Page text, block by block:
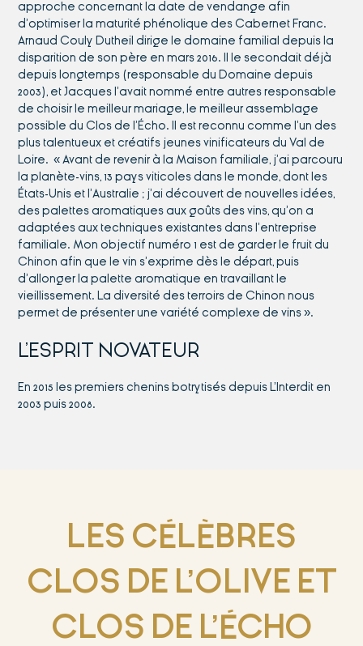
approche concernant la date de vendange afin
d’optimiser la maturité phénolique des Cabernet Franc.
Arnaud Couly Dutheil dirige le domaine familial depuis la
disparition de son père en mars 2016. Il le secondait déjà
depuis longtemps (responsable du Domaine depuis
2003), et Jacques l’avait nommé entre autres responsable
de choisir le meilleur mariage, le meilleur assemblage
possible du Clos de l’Écho. Il est reconnu comme l’un des
plus talentueux et créatifs jeunes vinificateurs du Val de
Loire. « Avant de revenir à la Maison familiale, j’ai parcouru
la planète-vins, 13 pays viticoles dans le monde, dont les
États-Unis et l’Australie ; j’ai découvert de nouvelles idées,
des palettes aromatiques aux goûts des vins, qu’on a
adaptées aux techniques existantes dans l’entreprise
familiale. Mon objectif numéro 1 est de garder le fruit du
Chinon afin que le vin s’exprime dès le départ, puis
d’allonger la palette aromatique en travaillant le
vieillissement. La diversité des terroirs de Chinon nous
permet de présenter une variété complexe de vins ».
L’ESPRIT NOVATEUR
En 2015 les premiers chenins botrytisés depuis L’Interdit en
2003 puis 2008.
LES CÉLÈBRES
CLOS DE L’OLIVE ET
CLOS DE L’ÉCHO